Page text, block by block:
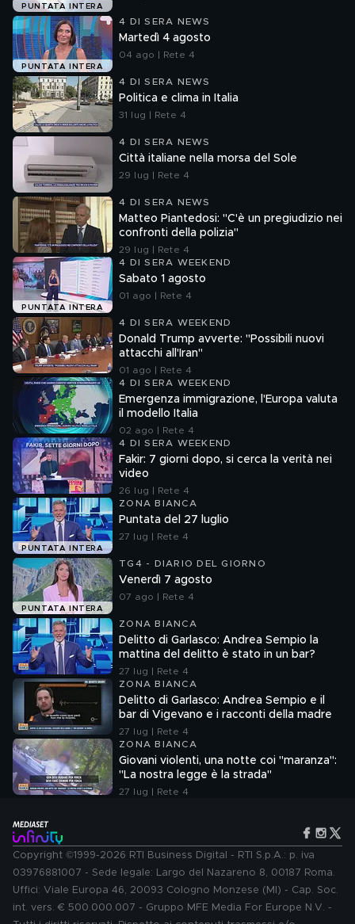
PUNTATA INTERA
PUNTATA INTERA
4 DI SERA NEWS
Martedì 4 agosto
04 ago | Rete 4
4 DI SERA NEWS
Politica e clima in Italia
31 lug | Rete 4
4 DI SERA NEWS
Città italiane nella morsa del Sole
29 lug | Rete 4
4 DI SERA NEWS
Matteo Piantedosi: "C'è un pregiudizio nei
confronti della polizia"
29 lug | Rete 4
PUNTATA INTERA
4 DI SERA WEEKEND
Sabato 1 agosto
01 ago | Rete 4
4 DI SERA WEEKEND
Donald Trump avverte: "Possibili nuovi
attacchi all'Iran"
01 ago | Rete 4
4 DI SERA WEEKEND
Emergenza immigrazione, l'Europa valuta
il modello Italia
02 ago | Rete 4
4 DI SERA WEEKEND
Fakir: 7 giorni dopo, si cerca la verità nei
video
26 lug | Rete 4
PUNTATA INTERA
ZONA BIANCA
Puntata del 27 luglio
27 lug | Rete 4
PUNTATA INTERA
TG4 - DIARIO DEL GIORNO
Venerdì 7 agosto
07 ago | Rete 4
ZONA BIANCA
Delitto di Garlasco: Andrea Sempio la
mattina del delitto è stato in un bar?
27 lug | Rete 4
ZONA BIANCA
Delitto di Garlasco: Andrea Sempio e il
bar di Vigevano e i racconti della madre
27 lug | Rete 4
ZONA BIANCA
Giovani violenti, una notte coi "maranza":
"La nostra legge è la strada"
27 lug | Rete 4
Copyright ©1999-2026 RTI Business Digital - RTI S.p.A.: p. iva
03976881007 - Sede legale: Largo del Nazareno 8, 00187 Roma.
Uffici: Viale Europa 46, 20093 Cologno Monzese (MI) - Cap. Soc.
int. vers. € 500.000.007 - Gruppo MFE Media For Europe N.V. -